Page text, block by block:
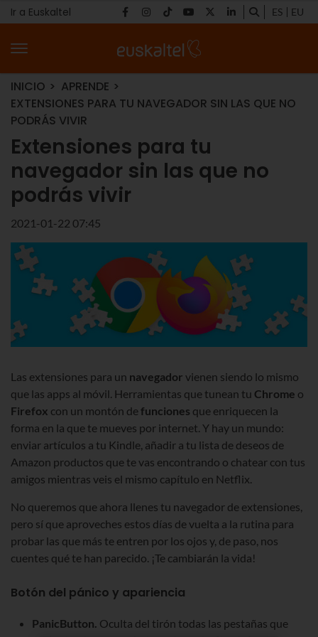
Ir a Euskaltel ES EU
INICIO
APRENDE
EXTENSIONES PARA TU NAVEGADOR SIN LAS QUE NO
PODRÁS VIVIR
Extensiones para tu
navegador sin las que no
podrás vivir
2021-01-22 07:45
Las extensiones para un navegador vienen siendo lo mismo
que las apps al móvil. Herramientas que tunean tu Chrome o
Firefox con un montón defunciones que enriquecen la
forma en la que te mueves por internet. Y hay un mundo:
enviar artículos a tu Kindle, añadir a tu lista de deseos de
Amazon productos que te vas encontrando o chatear con tus
amigos mientras veis el mismo capítulo en Netflix.
No queremos que ahora llenes tu navegador de extensiones,
pero sí que aproveches estos días de vuelta a la rutina para
probar las que más te entren por los ojos y, de paso, nos
cuentes qué te han parecido. ¡Te cambiarán la vida!
Botón del pánico y apariencia
PanicButton. Oculta del tirón todas las pestañas que